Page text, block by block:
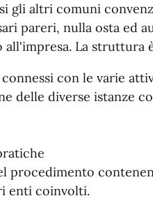
gli altri comuni
pareri, nulla osta ed
La struttura
con le varie
delle diverse istanze
procedimento
enti coinvolti.